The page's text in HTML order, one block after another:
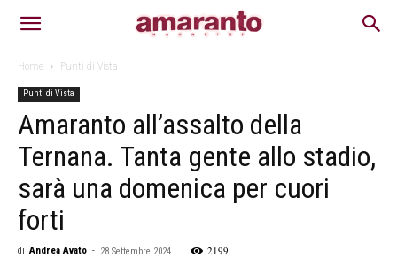
Home Punti di Vista
Punti di Vista
Amaranto all’assalto della
Ternana. Tanta gente allo stadio,
sarà una domenica per cuori
forti
di Andrea Avato - 28 Settembre 2024 2199